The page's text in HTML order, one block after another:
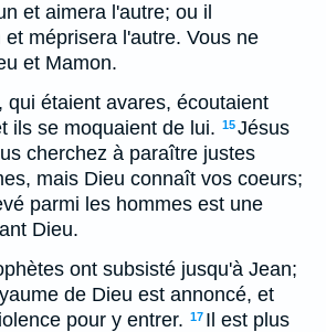
et aimera l'autre; ou il
méprisera l'autre. Vous ne
et Mamon.
qui étaient avares, écoutaient
ils se moquaient de lui. 15Jésus
cherchez à paraître justes
mais Dieu connaît vos coeurs;
parmi les hommes est une
Dieu.
ont subsisté jusqu'à Jean;
de Dieu est annoncé, et
pour y entrer. 17 Il est plus